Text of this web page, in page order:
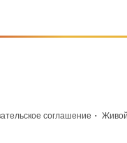
соглашение ·